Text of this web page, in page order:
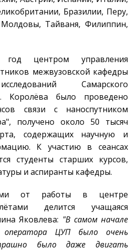
Бразилии, Перу,
Тайваня, Филиппин,
центром управления
межвузовской кафедры
Самарского
Королёва было проведено
связи с наноспутником
получено около 50 тысяч
содержащих научную и
К участию в сеансах
студенты старших курсов,
и аспиранты кафедры.
от работы в центре
делится учащаяся
Яковлева: "В самом начале
ЦУП было очень
было даже двигать